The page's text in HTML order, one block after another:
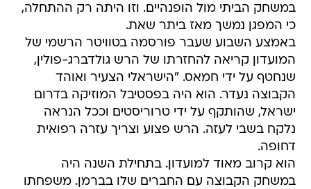
במשחק הביתי מול הופנהיים. וזו היתה רק ההתחלה,
כי המפגן נמשך מאז ביתר שאת.
באמצע השבוע שעבר פורסמה בטוויטר הרשמי של
המועדון קריאה להחזרתו של הרש גולדברג-פולין,
שנחטף על ידי חמאס. "הישראלי הצעיר ואוהד
הקבוצה נעדר. הוא היה בפסטיבל המוזיקה בדרום
ישראל, שהותקף על ידי טרוריסטים וככל הנראה
נלקח בשבי לעזה. הרש פצוע וצריך עזרה רפואית
דחופה.
הוא קרוב מאוד למועדון. בתחילת השנה היה
במשחק הקבוצה עם החברים שלו בברמן. משפחתו